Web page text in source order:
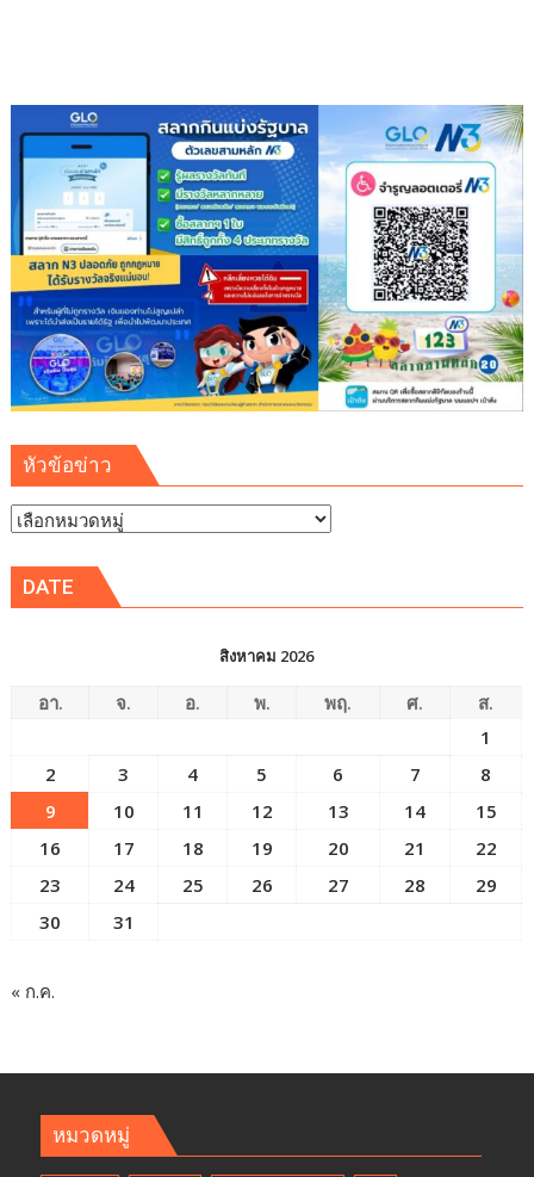
หัวข้อข่าว
หัวข้อ
DATE
สิงหาคม 2026
อา. จ. อ. พ. พฤ. ศ.
ส.
1
2
3 4 5 6 7
8
9
10 11 12 13 14
15
16
17 18 19 20 21
22
23
24 25 26 27 28
29
30
31
« ก.ค.
หมวดหมู่